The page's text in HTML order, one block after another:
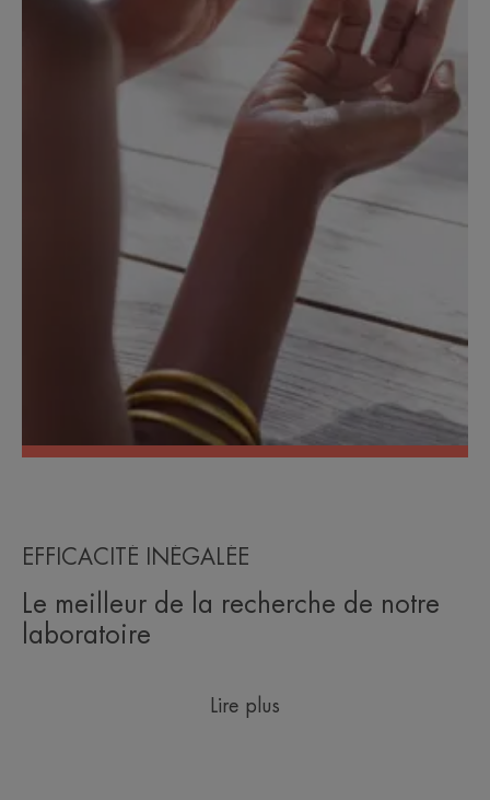
EFFICACITÉ INÉGALÉE
Le meilleur de la recherche de notre
laboratoire
Lire plus